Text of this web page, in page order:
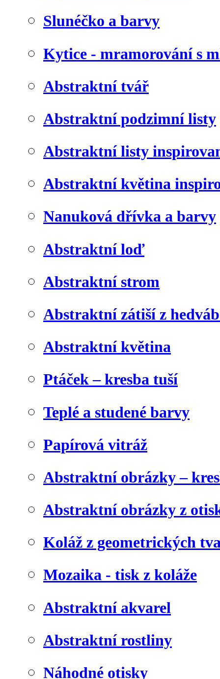
Slunéčko a barvy
Kytice - mramorování s
Abstraktní tvář
Abstraktní podzimní listy
Abstraktní listy
Abstraktní květina
Nanuková dřívka a barvy
Abstraktní loď
Abstraktní strom
Abstraktní zátiší z
Abstraktní květina
Ptáček – kresba tuší
Teplé a studené barvy
Papírová vitráž
Abstraktní obrázky –
Abstraktní obrázky z
Koláž z geometrických
Mozaika - tisk z koláže
Abstraktní akvarel
Abstraktní rostliny
Náhodné otisky